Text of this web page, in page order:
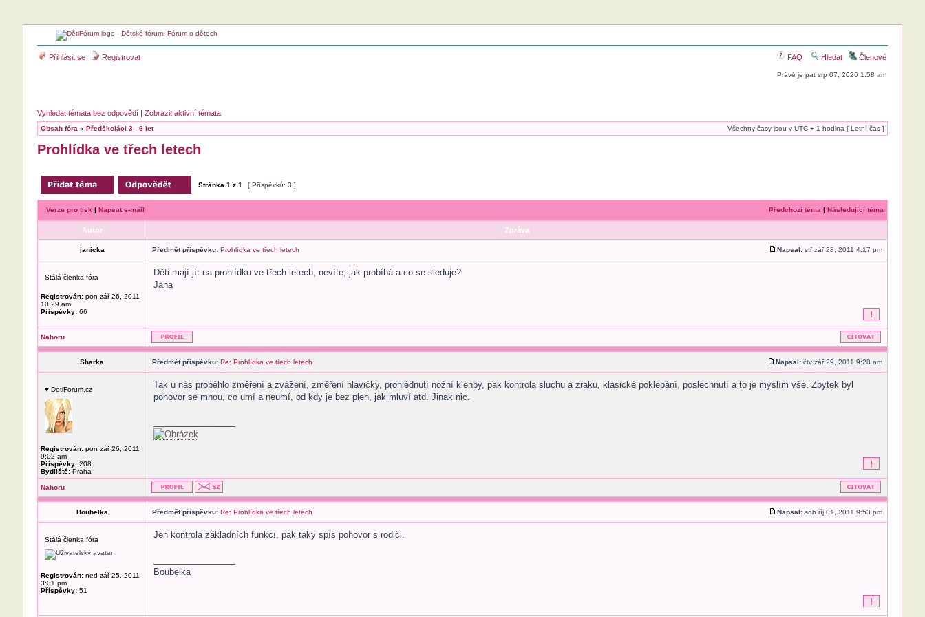
Přihlásit se Registrovat FAQ Hledat Členové
Právě je pát srp 07, 2026 1:58 am
Vyhledat témata bez odpovědí| Zobrazit aktivní témata
Obsah fóra » Předškoláci 3 - 6 let Všechny časy jsou v UTC + 1 hodina [ Letní čas ]
Prohlídka ve třech letech
Stránka 1 z 1 [ Příspěvků: 3 ]
Verze pro tisk | Napsat e-mail Předchozí téma | Následující téma
Autor Zpráva
janicka Předmět příspěvku: Prohlídka ve třech letech Napsal:stř zář 28, 2011 4:17 pm
Stálá členka fóra
Registrován:pon zář 26, 2011
10:29 am
Příspěvky:66
Děti mají jít na prohlídku ve třech letech, nevíte, jak probíhá a co se sleduje?
Jana
Nahoru
Sharka Předmět příspěvku: Re: Prohlídka ve třech letech Napsal:čtv zář 29, 2011 9:28 am
♥ DetiForum.cz
Registrován:pon zář 26, 2011
9:02 am
Příspěvky:208
Bydliště:Praha
Tak u nás proběhlo změření a zvážení, změření hlavičky, prohlédnutí nožní klenby, pak kontrola sluchu a zraku, klasické poklepání, poslechnutí a to je myslím vše. Zbytek byl
pohovor se mnou, co umí a neumí, od kdy je bez plen, jak mluví atd. Jinak nic.
Nahoru
Boubelka Předmět příspěvku: Re: Prohlídka ve třech letech Napsal:sob říj 01, 2011 9:53 pm
Stálá členka fóra
Registrován:ned zář 25, 2011
3:01 pm
Příspěvky:51
Jen kontrola základních funkcí, pak taky spíš pohovor s rodiči.
Boubelka